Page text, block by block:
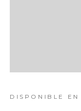
DISPONIBLE EN